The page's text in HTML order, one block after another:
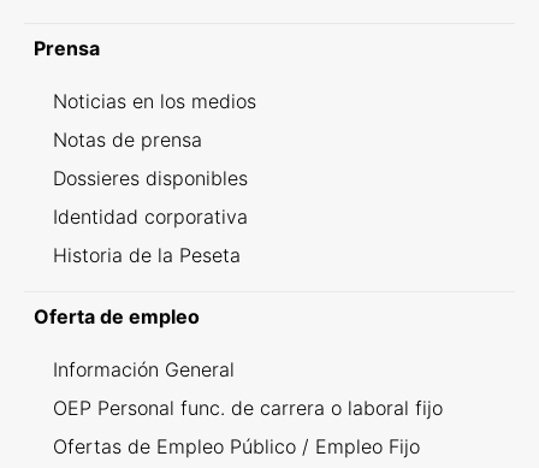
Prensa
Noticias en los medios
Notas de prensa
Dossieres disponibles
Identidad corporativa
Historia de la Peseta
Oferta de empleo
Información General
OEP Personal func. de carrera o laboral fijo
Ofertas de Empleo Público / Empleo Fijo